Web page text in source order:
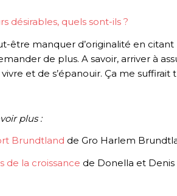
désirables, quels sont-ils ?
être manquer d’originalité en
de plus. A savoir, arriver à
et de s’épanouir. Ça me
plus :
Brundtland de Gro Harlem
de la croissance de Donella et